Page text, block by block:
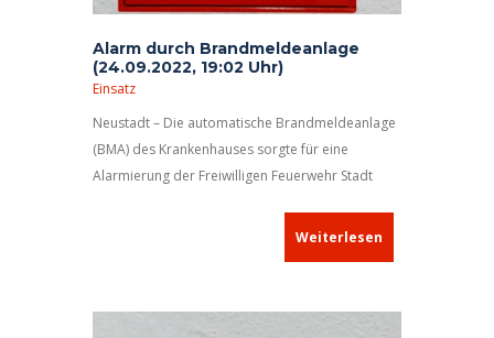
Alarm durch Brandmeldeanlage
(24.09.2022, 19:02 Uhr)
Einsatz
Neustadt – Die automatische Brandmeldeanlage
(BMA) des Krankenhauses sorgte für eine
Alarmierung der Freiwilligen Feuerwehr Stadt
Weiterlesen